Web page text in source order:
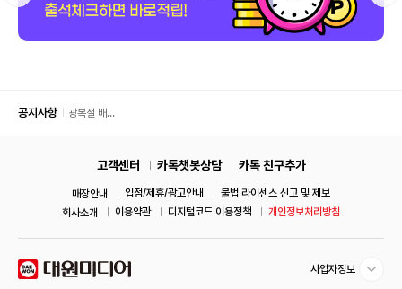
공지사항
광복절 배
고객센터 카톡챗봇상담 카톡 친구추가
매장안내 입점/제휴/광고안내
불법 라이센스 신고 및 제보
회사소개
이용약관 디지털코드 이용정책 개인정보처리방침
사업자정보